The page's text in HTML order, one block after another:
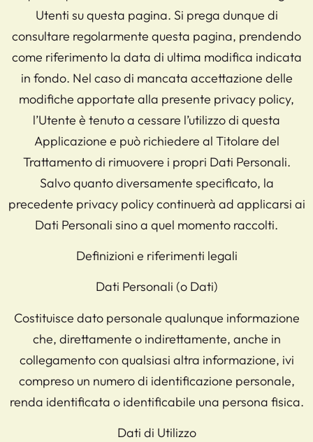
Utenti su questa pagina. Si prega dunque di
consultare regolarmente questa pagina, prendendo
come riferimento la data di ultima modifica indicata
in fondo. Nel caso di mancata accettazione delle
modifiche apportate alla presente privacy policy,
l’Utente è tenuto a cessare l’utilizzo di questa
Applicazione e può richiedere al Titolare del
Trattamento di rimuovere i propri Dati Personali.
Salvo quanto diversamente specificato, la
precedente privacy policy continuerà ad applicarsi ai
Dati Personali sino a quel momento raccolti.
Definizioni e riferimenti legali
Dati Personali (o Dati)
Costituisce dato personale qualunque informazione
che, direttamente o indirettamente, anche in
collegamento con qualsiasi altra informazione, ivi
compreso un numero di identificazione personale,
renda identificata o identificabile una persona fisica.
Dati di Utilizzo